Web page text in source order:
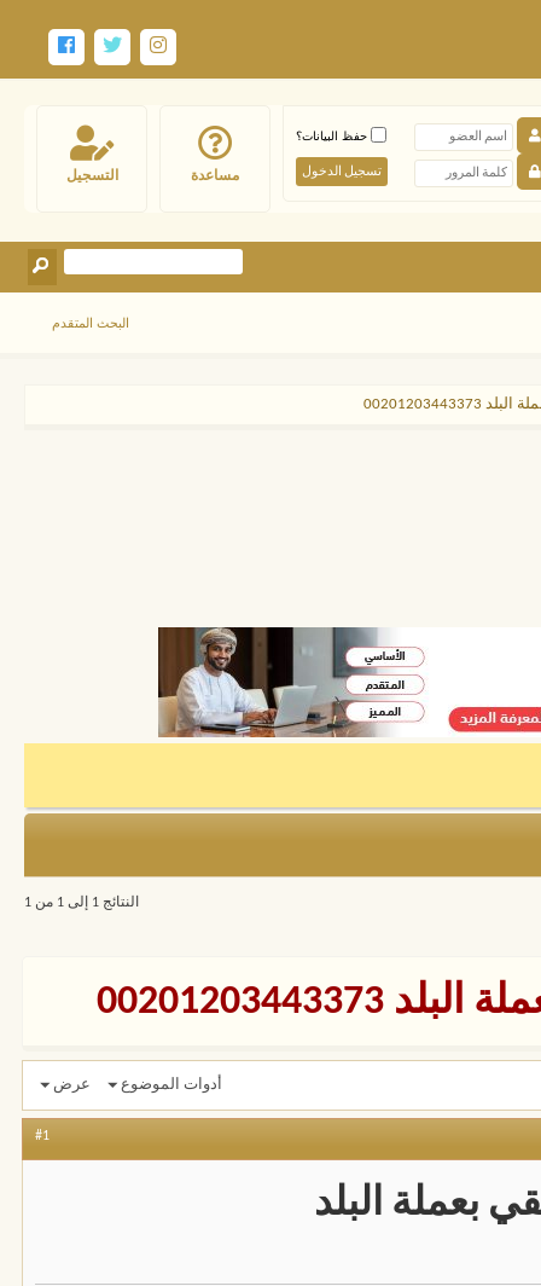
التسجيل مساعدة
حفظ البيانات؟
البحث المتقدم
النتائج 1 إلى 1 من 1
أدوات الموضوع عرض
#1
بعملة البلد